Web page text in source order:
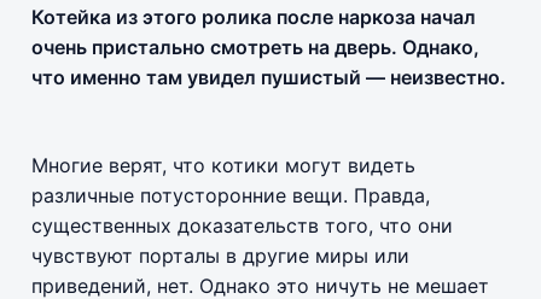
Котейка из этого ролика после наркоза начал
очень пристально смотреть на дверь. Однако,
что именно там увидел пушистый — неизвестно.
Многие верят, что котики могут видеть
различные потусторонние вещи. Правда,
существенных доказательств того, что они
чувствуют порталы в другие миры или
приведений, нет. Однако это ничуть не мешает